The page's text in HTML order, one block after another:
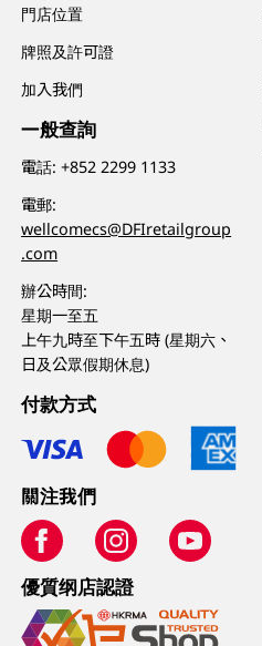
門店位置
牌照及許可證
加入我們
一般查詢
電話:+852 2299 1133
電郵:
wellcomecs@DFIretailgroup
.com
辦公時間:
星期一至五
上午九時至下午五時 (星期六、
日及公眾假期休息)
付款方式
關注我們
優質纲店認證